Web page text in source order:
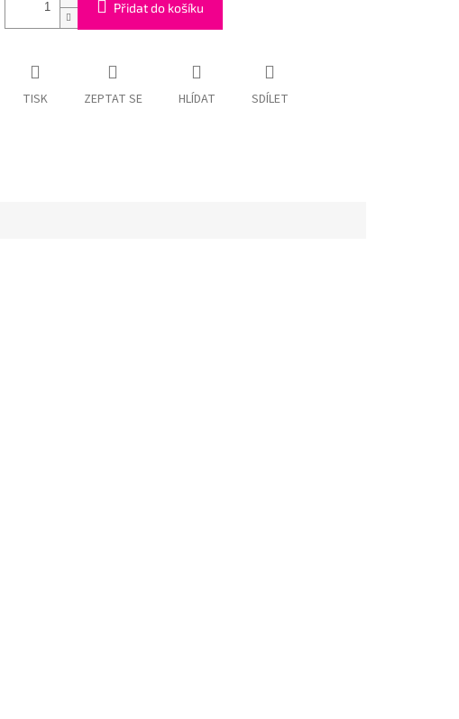
Přidat do košíku
TISK ZEPTAT SE HLÍDAT SDÍLET